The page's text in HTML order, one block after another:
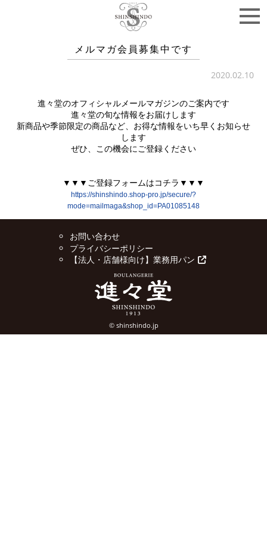
メルマガ会員募集中です
2020.02.10
進々堂のオフィシャルメールマガジンのご案内です
進々堂の旬な情報をお届けします
新商品や季節限定の商品など、お得な情報をいち早くお知らせ
します
ぜひ、この機会にご登録ください
▼▼▼ご登録フォームはコチラ▼▼▼
https://shinshindo.shop-pro.jp/secure/?
mode=mailmaga&shop_id=PA01085148
お問い合わせ
プライバシーポリシー
【法人・店舗様向け】業務用パン
© shinshindo.jp